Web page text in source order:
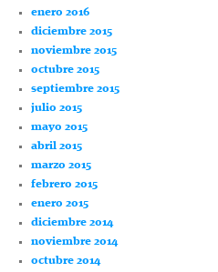
enero 2016
diciembre 2015
noviembre 2015
octubre 2015
septiembre 2015
julio 2015
mayo 2015
abril 2015
marzo 2015
febrero 2015
enero 2015
diciembre 2014
noviembre 2014
octubre 2014